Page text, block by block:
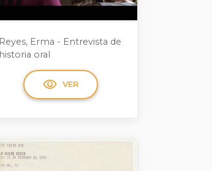
Reyes, Erma - Entrevista de
historia oral
visibility VER